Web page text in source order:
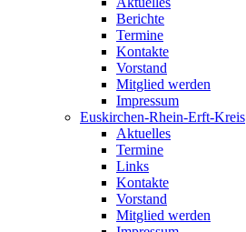
Berichte
Termine
Kontakte
Vorstand
Mitglied werden
Impressum
Euskirchen-Rhein-Erft-Kreis
Aktuelles
Termine
Links
Kontakte
Vorstand
Mitglied werden